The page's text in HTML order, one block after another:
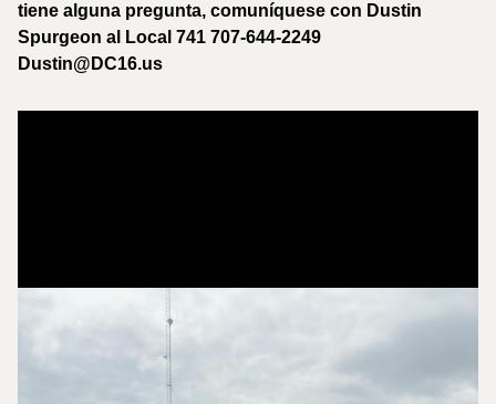
tiene alguna pregunta, comuníquese con Dustin
Spurgeon al Local 741 707-644-2249
Dustin@DC16.us